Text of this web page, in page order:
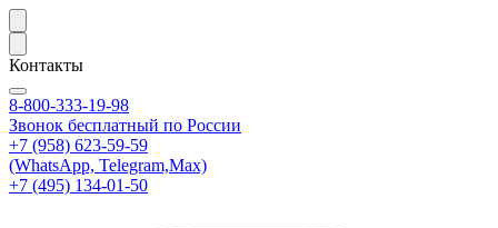
Контакты
8-800-333-19-98
Звонок бесплатный по России
+7 (958) 623-59-59
(WhatsApp, Telegram,Max)
+7 (495) 134-01-50